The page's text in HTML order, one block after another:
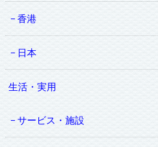
香港
日本
生活・実用
サービス・施設